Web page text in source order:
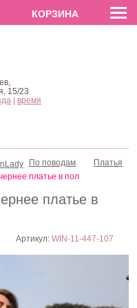
EN РУС
платье в
Артикул:WIN-11-447-107
По поводам
Платья
платье в пол
15/23
время
КОРЗИНА